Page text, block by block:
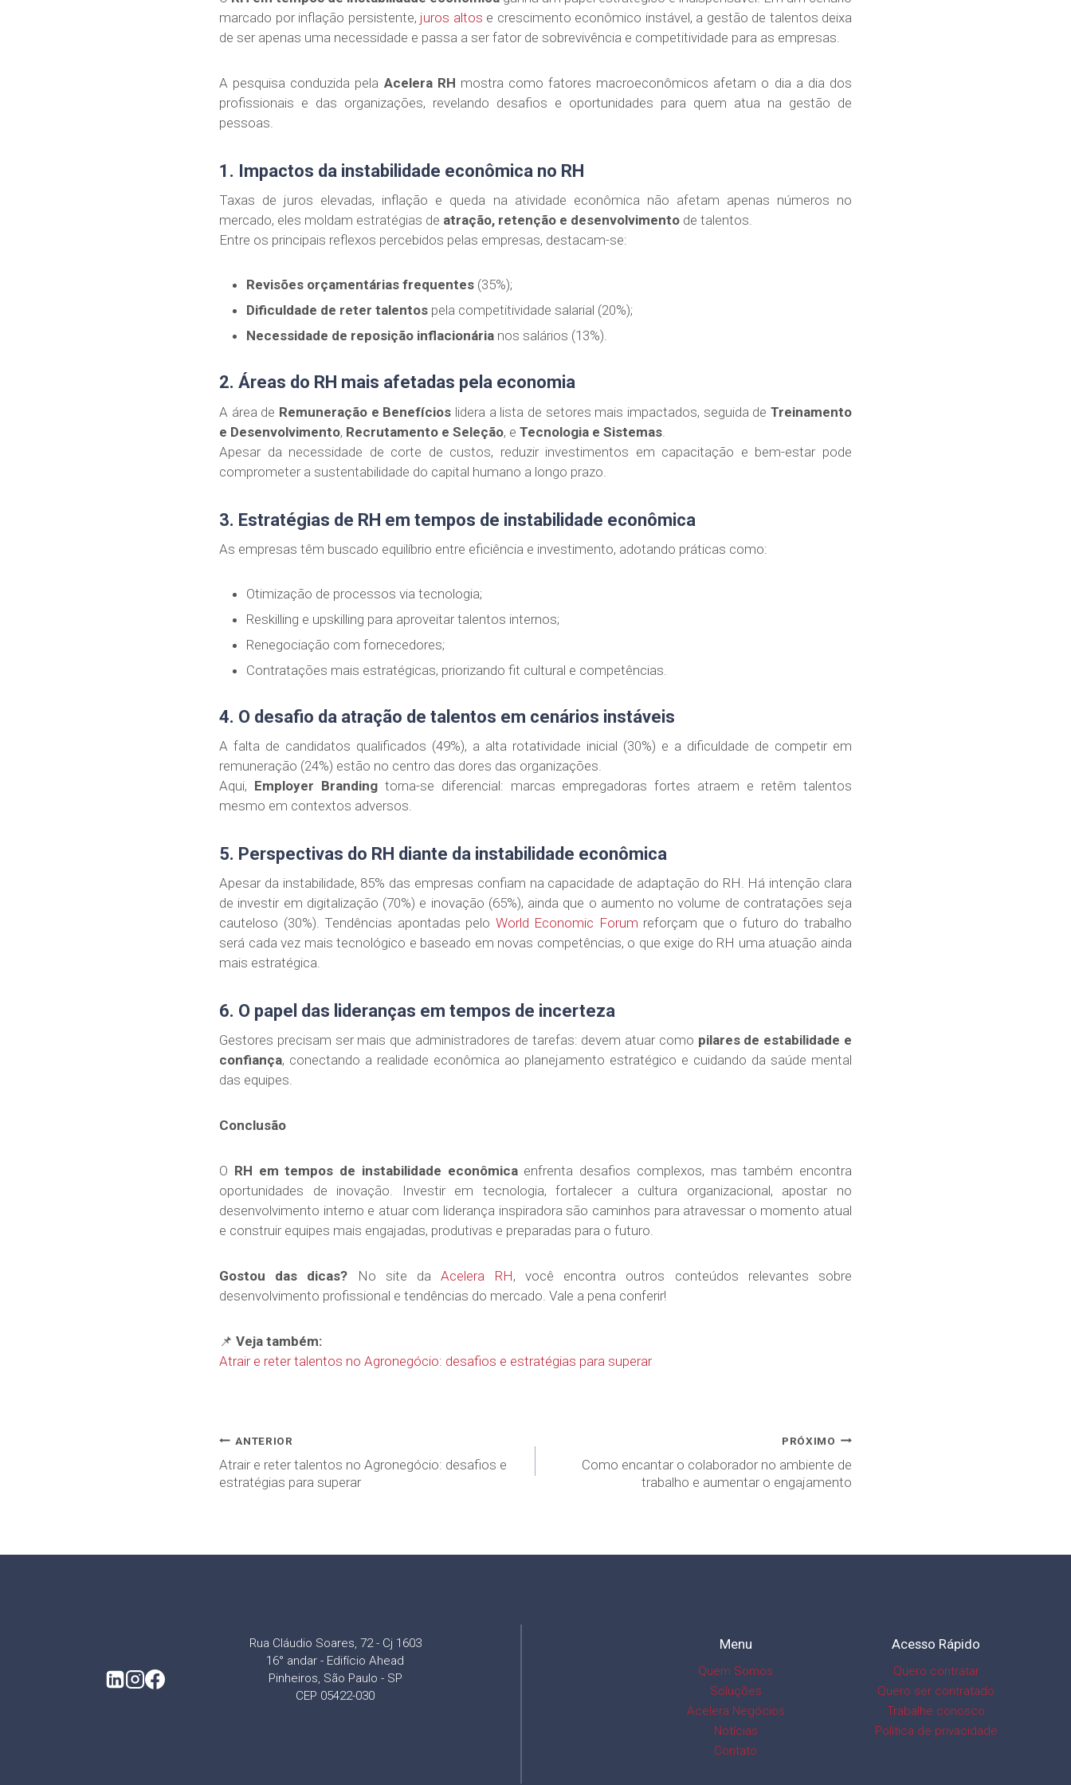
marcado por inflação persistente, juros altos e crescimento econômico instável, a gestão de talentos deixa
de ser apenas uma necessidade e passa a ser fator de sobrevivência e competitividade para as empresas.
A pesquisa conduzida pela Acelera RH mostra como fatores macroeconômicos afetam o dia a dia dos
profissionais e das organizações, revelando desafios e oportunidades para quem atua na gestão de
pessoas.
1. Impactos da instabilidade econômica no RH
Taxas de juros elevadas, inflação e queda na atividade econômica não afetam apenas números no
mercado, eles moldam estratégias de atração, retenção e desenvolvimento de talentos.
Entre os principais reflexos percebidos pelas empresas, destacam-se:
Revisões orçamentárias frequentes (35%);
Dificuldade de reter talentos pela competitividade salarial (20%);
Necessidade de reposição inflacionária nos salários (13%).
2. Áreas do RH mais afetadas pela economia
A área de Remuneração e Benefícios lidera a lista de setores mais impactados, seguida deTreinamento
e Desenvolvimento, Recrutamento e Seleção, e Tecnologia e Sistemas
Apesar da necessidade de corte de custos, reduzir investimentos em capacitação e bem-estar pode
comprometer a sustentabilidade do capital humano a longo prazo.
3. Estratégias de RH em tempos de instabilidade econômica
As empresas têm buscado equilíbrio entre eficiência e investimento, adotando práticas como:
Otimização de processos via tecnologia;
Reskilling e upskilling para aproveitar talentos internos;
Renegociação com fornecedores;
Contratações mais estratégicas, priorizando fit cultural e competências.
4. O desafio da atração de talentos em cenários instáveis
A falta de candidatos qualificados (49%), a alta rotatividade inicial (30%) e a dificuldade de competir em
remuneração (24%) estão no centro das dores das organizações.
Aqui, Employer Brandingtorna-se diferencial: marcas empregadoras fortes atraem e retêm talentos
mesmo em contextos adversos.
5. Perspectivas do RH diante da instabilidade econômica
Apesar da instabilidade, 85% das empresas confiam na capacidade de adaptação do RH. Há intenção clara
de investir em digitalização (70%) e inovação (65%), ainda que o aumento no volume de contratações seja
cauteloso (30%). Tendências apontadas pelo World Economic Forum reforçam que o futuro do trabalho
será cada vez mais tecnológico e baseado em novas competências, o que exige do RH uma atuação ainda
mais estratégica.
6. O papel das lideranças em tempos de incerteza
Gestores precisam ser mais que administradores de tarefas: devem atuar como pilares de estabilidade e
confiança, conectando a realidade econômica ao planejamento estratégico e cuidando da saúde mental
das equipes.
Conclusão
O RH em tempos de instabilidade econômicaenfrenta desafios complexos, mas também encontra
oportunidades de inovação. Investir em tecnologia, fortalecer a cultura organizacional, apostar no
desenvolvimento interno e atuar com liderança inspiradora são caminhos para atravessar o momento atual
e construir equipes mais engajadas, produtivas e preparadas para o futuro.
Gostou das dicas? No site daAcelera RH, você encontra outros conteúdos relevantes sobre
desenvolvimento profissional e tendências do mercado. Vale a pena conferir!
📌 Veja também:
Atrair e reter talentos no Agronegócio: desafios e estratégias para superar
ANTERIOR
Atrair e reter talentos no Agronegócio: desafios e
estratégias para superar
PRÓXIMO
Como encantar o colaborador no ambiente de
trabalho e aumentar o engajamento
Rua Cláudio Soares, 72 - Cj 1603
16° andar - Edifício Ahead
Pinheiros, São Paulo - SP
CEP 05422-030
Menu
Quem Somos
Soluções
Acelera Negócios
Notícias
Contato
Acesso Rápido
Quero contratar
Quero ser contratado
Trabalhe conosco
Política de privacidade